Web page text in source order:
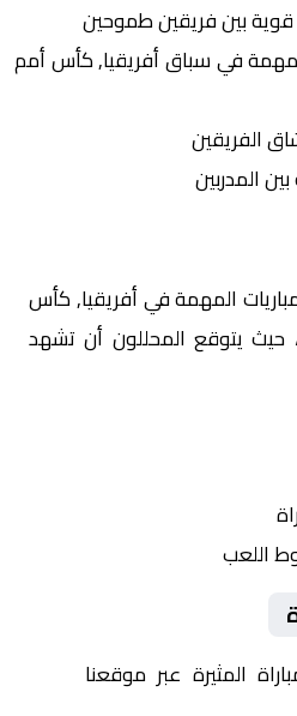
بين فريقين طموحين
في سباق أفريقيا, كأس أمم
الفريقين
المدربين
المهمة في أفريقيا, كأس
أمم إفريقيا – دور الـ 16، حيث يتوقع المحللون أن تشهد
اللعب
المثيرة عبر موقعنا